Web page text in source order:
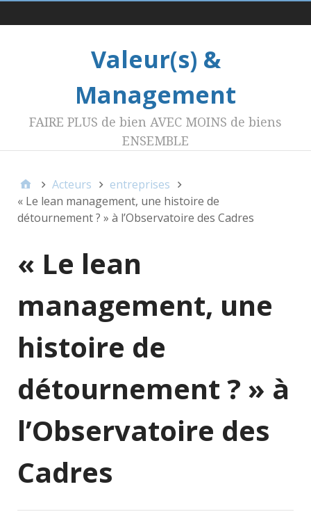
Menu 1
Valeur(s) &
Management
FAIRE PLUS de bien AVEC MOINS de biens
ENSEMBLE
Acteurs
entreprises
« Le lean management, une histoire de
détournement ? » à l’Observatoire des Cadres
« Le lean
management, une
histoire de
détournement ? » à
l’Observatoire des
Cadres